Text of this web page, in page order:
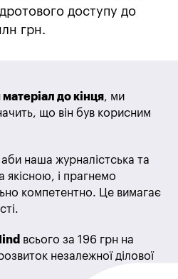
доступу до
грн.
до кінця, ми
що він був корисним
наша журналістська та
якісною, і прагнемо
компетентно. Це вимагає
всього за 196 грн на
незалежної ділової